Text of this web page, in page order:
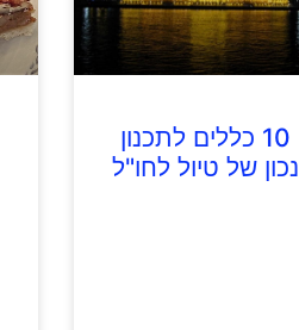
10 כללים לתכנון
נכון של טיול לחו"ל